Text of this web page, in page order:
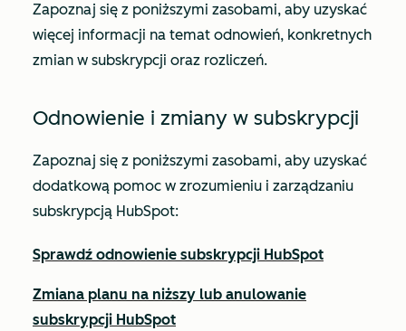
Zapoznaj się z poniższymi zasobami, aby uzyskać
więcej informacji na temat odnowień, konkretnych
zmian w subskrypcji oraz rozliczeń.
Odnowienie i zmiany w subskrypcji
Zapoznaj się z poniższymi zasobami, aby uzyskać
dodatkową pomoc w zrozumieniu i zarządzaniu
subskrypcją HubSpot:
Sprawdź odnowienie subskrypcji HubSpot
Zmiana planu na niższy lub anulowanie
subskrypcji HubSpot